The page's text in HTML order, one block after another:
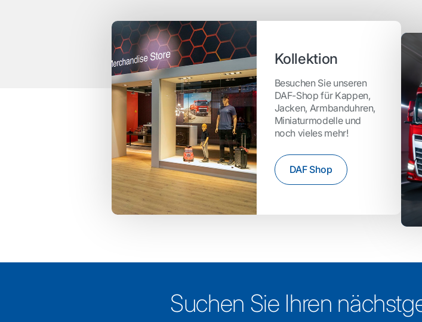
Kollektion
Besuchen Sie unseren
DAF-Shop für Kappen,
Jacken, Armbanduhren,
Miniaturmodelle und
noch vieles mehr!
DAF Shop
Suchen Sie Ihren